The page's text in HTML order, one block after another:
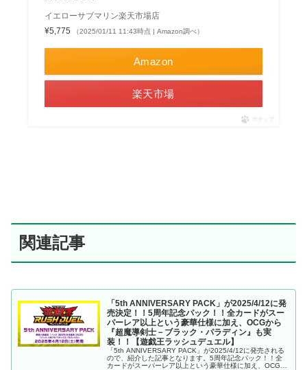
イエローサブマリン楽天市場店
¥5,775
（2025/01/11 11:43時点 | Amazon調べ）
Amazon
楽天市場
ポチップ
関連記事
「5th ANNIVERSARY PACK」が2025/4/12に発
売決定！！5周年記念パック！！全カードがスー
パーレア以上という豪華仕様に加え、OCGから
『超魔導剣士－ブラック・パラディン』も実
装！！【遊戯王ラッシュデュエル】
「5th ANNIVERSARY PACK」が2025/4/12に発売される
ので、紹介した記事となります。5周年記念パック！！全
カードがスーパーレア以上という豪華仕様に加え、OCGか